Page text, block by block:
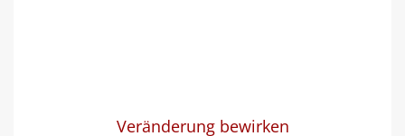
Veränderung bewirken